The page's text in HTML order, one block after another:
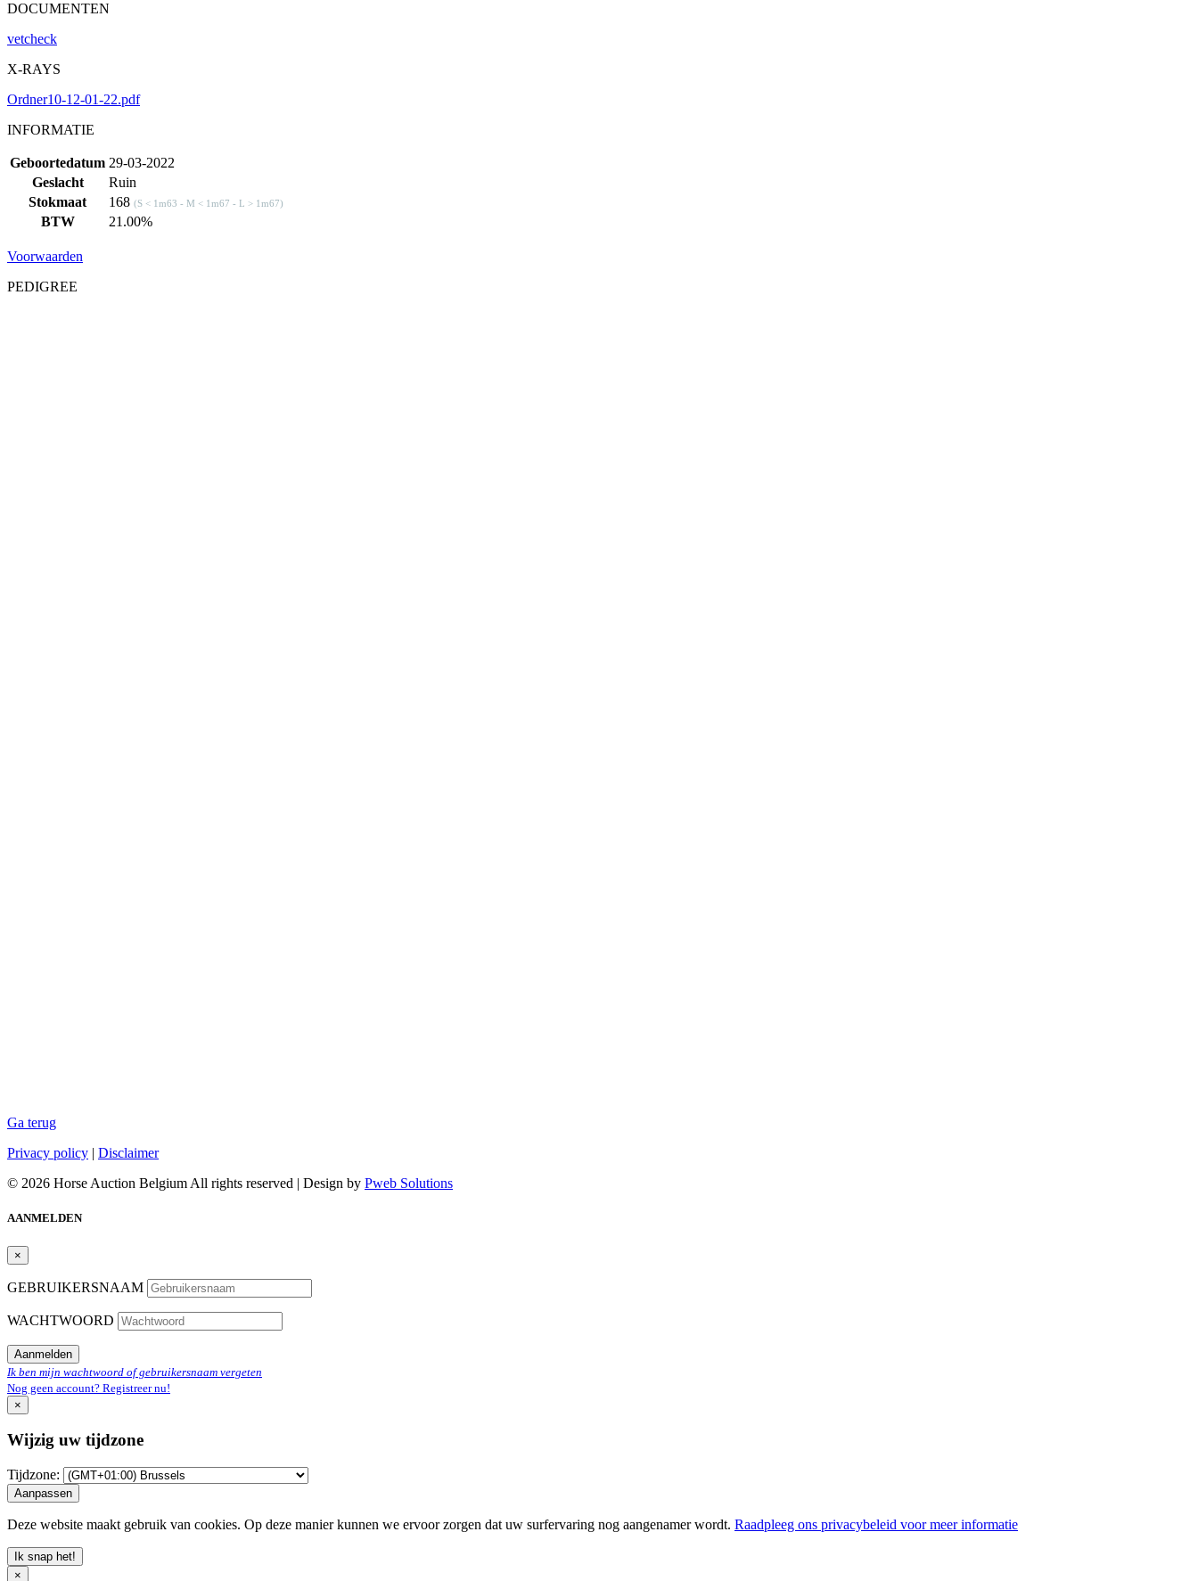
DOCUMENTEN
vetcheck
X-RAYS
Ordner10-12-01-22.pdf
INFORMATIE
Geboortedatum 29-03-2022
Geslacht
Ruin
Stokmaat
168 (S < 1m63 - M < 1m67 - L > 1m67)
BTW 21.00%
Voorwaarden
PEDIGREE
Ga terug
Privacy policy | Disclaimer
© 2026 Horse Auction Belgium All rights reserved | Design by Pweb Solutions
AANMELDEN
×
GEBRUIKERSNAAM
WACHTWOORD
Aanmelden
Ik ben mijn wachtwoord of gebruikersnaam vergeten
Nog geen account? Registreer nu!
×
Wijzig uw tijdzone
Tijdzone:
Aanpassen
Deze website maakt gebruik van cookies. Op deze manier kunnen we ervoor zorgen dat uw surfervaring nog aangenamer wordt. Raadpleeg ons privacybeleid voor meer informatie
Ik snap het!
×